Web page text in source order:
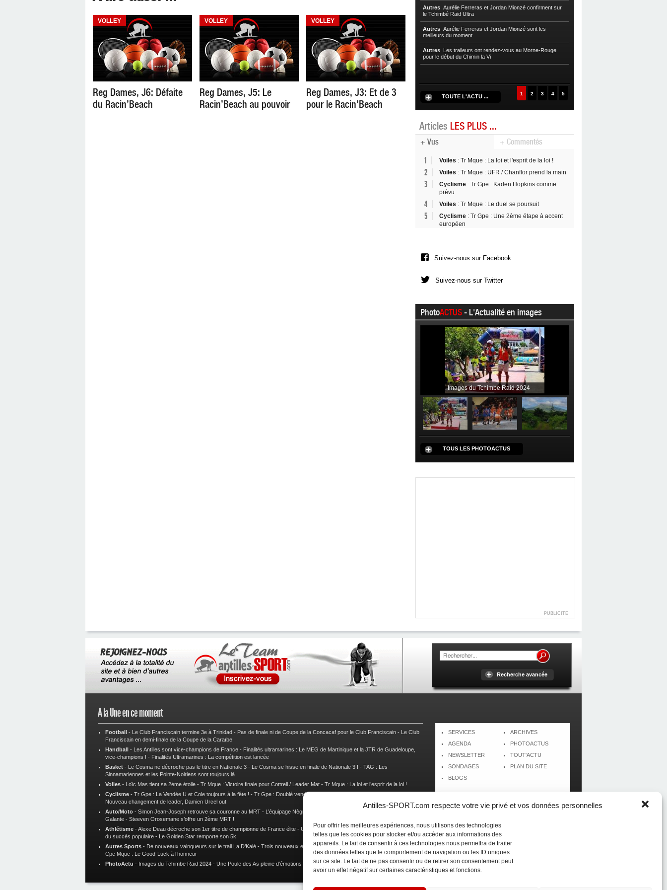
Antilles-SPORT.com respecte votre vie privé et vos données personnelles
Pour offrir les meilleures expériences, nous utilisons des technologies
telles que les cookies pour stocker et/ou accéder aux informations des
appareils. Le fait de consentir à ces technologies nous permettra de traiter
des données telles que le comportement de navigation ou les ID uniques
sur ce site. Le fait de ne pas consentir ou de retirer son consentement peut
avoir un effet négatif sur certaines caractéristiques et fonctions.
VOLLEY
Reg Dames, J6: Défaite
du Racin’Beach
VOLLEY
Reg Dames, J5: Le
Racin’Beach au pouvoir
VOLLEY
Reg Dames, J3: Et de 3
pour le Racin’Beach
Autres Aurélie Ferreras et Jordan Mionzé confirment sur
le Tchimbé Raid Ultra
Autres Aurélie Ferreras et Jordan Mionzé sont les
meilleurs du moment
Autres Les traileurs ont rendez-vous au Morne-Rouge
pour le début du Chimin la Vi
TOUTE L'ACTU ... 1 2 3 4 5
Articles LES PLUS ...
+ Vus + Commentés
1 Voiles : Tr Mque : La loi et l'esprit de la loi !
2 Voiles : Tr Mque : UFR / Chanflor prend la main
3 Cyclisme : Tr Gpe : Kaden Hopkins comme
prévu
4 Voiles : Tr Mque : Le duel se poursuit
5 Cyclisme : Tr Gpe : Une 2ème étape à accent
européen
Suivez-nous sur Facebook
Suivez-nous sur Twitter
PhotoACTUS- L'Actualité en images
Images du Tchimbe Raid 2024
TOUS LES PHOTOACTUS
PUBLICITE
Recherche avancée
A la Une en ce moment
Football - Le Club Franciscain termine 3e à Trinidad - Pas de finale ni de Coupe de la Concacaf pour le Club Franciscain - Le Club
Franciscain en demi-finale de la Coupe de la Caraïbe
Handball - Les Antilles sont vice-champions de France - Finalités ultramarines : Le MEG de Martinique et la JTR de Guadeloupe,
vice-champions ! - Finalités Ultramarines : La compétition est lancée
Basket - Le Cosma ne décroche pas le titre en Nationale 3 - Le Cosma se hisse en finale de Nationale 3 ! - TAG : Les
Sinnamariennes et les Pointe-Noiriens sont toujours là
Voiles - Loïc Mas tient sa 2ème étoile - Tr Mque : Victoire finale pour Cottrell / Leader Mat - Tr Mque : La loi et l’esprit de la loi !
Cyclisme - Tr Gpe : La Vendée U et Cole toujours à la fête ! - Tr Gpe : Doublé vendéen sur l’étape des Mamelles
Nouveau changement de leader, Damien Urcel out
Auto/Moto - Simon Jean-Joseph retrouve sa couronne au MRT - L’équipage Nègre – Gérard remporte le 9e rallye du Pays Marie-
Galante - Steeven Orosemane s’offre un 2ème MRT !
Athlétisme -Alexe Deau décroche son 1er titre de championne de France élite - Un semi marathon sous le signe de la chaleur et
du succès populaire - Le Golden Star remporte son 5k
Autres Sports - De nouveaux vainqueurs sur le trail La D’Kalé - Trois nouveaux et un habitué au palmarès du Trail des Trésors-
Cpe Mque : Le Good-Luck à l’honneur
PhotoActu - Images du Tchimbe Raid 2024 - Une Poule des As pleine d’émotions ! Images de la Woulib 113 X-Trem
SERVICES
AGENDA
NEWSLETTER
SONDAGES
BLOGS
ARCHIVES
PHOTOACTUS
TOUT'ACTU
PLAN DU SITE